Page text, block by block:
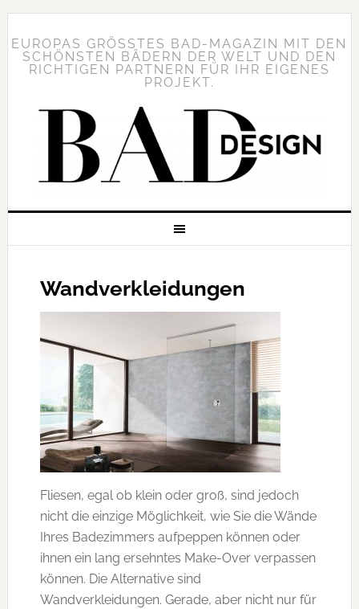
EUROPAS GRÖSSTES BAD-MAGAZIN MIT DEN S
CHÖNSTEN BÄDERN DER WELT UND DEN R
ICHTIGEN PARTNERN FÜR IHR EIGENES P
ROJEKT.
Wandverkleidungen
Fliesen, egal ob klein oder groß, sind jedoch
nicht die einzige Möglichkeit, wie Sie die Wände
Ihres Badezimmers aufpeppen können oder
ihnen ein lang ersehntes Make-Over verpassen
können. Die Alternative sind
Wandverkleidungen. Gerade, aber nicht nur für